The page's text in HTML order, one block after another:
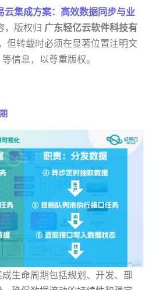
云集成方案：高效数据同步与业
，版权归 广东轻亿云软件科技有
但转载时必须在显著位置注明文
信息，以尊重版权。
生命周期包括规划、开发、部